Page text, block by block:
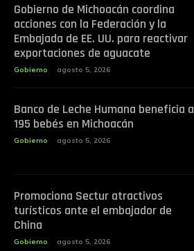
Gobierno de Michoacán coordina
acciones con la Federación y la
Embajada de EE. UU. para reactivar
exportaciones de aguacate
Gobierno agosto 5, 2026
Banco de Leche Humana beneficia a
195 bebés en Michoacán
Gobierno agosto 5, 2026
Promociona Sectur atractivos
turísticos ante el embajador de
China
Gobierno agosto 5, 2026